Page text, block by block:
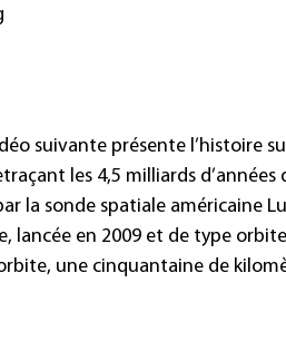
suivante présente l’histoire
les 4,5 milliards
la sonde spatiale américaine
lancée en 2009 et de type
une cinquantaine de